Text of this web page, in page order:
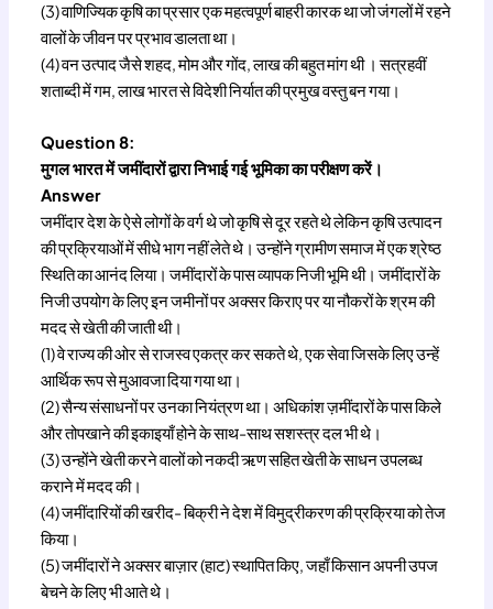
(3) वाणिज्यिक कृषि का प्रसार एक महत्वपूर्ण बाहरी कारक था जो जंगलों में रहने
वालों के जीवन पर प्रभाव डालता था।
(4) वन उत्पाद जैसे शहद, मोम और गोंद, लाख की बहुत मांग थी । सत्रहवीं
शताब्दी में गम, लाख भारत से विदेशी निर्यात की प्रमुख वस्तु बन गया।
Question 8:
मुगल भारत में जमींदारों द्वारा निभाई गई भूमिका का परीक्षण करें।
Answer
जमींदार देश के ऐसे लोगों के वर्ग थे जो कृषि से दूर रहते थे लेकिन कृषि उत्पादन
की प्रक्रियाओं में सीधे भाग नहीं लेते थे। उन्होंने ग्रामीण समाज में एक श्रेष्ठ
स्थिति का आनंद लिया। जमींदारों के पास व्यापक निजी भूमि थी। जमींदारों के
निजी उपयोग के लिए इन जमीनों पर अक्सर किराए पर या नौकरों के श्रम की
मदद से खेती की जाती थी।
(1) वे राज्य की ओर से राजस्व एकत्र कर सकते थे, एक सेवा जिसके लिए उन्हें
आर्थिक रूप से मुआवजा दिया गया था।
(2) सैन्य संसाधनों पर उनका नियंत्रण था। अधिकांश ज़मींदारों के पास किले
और तोपखाने की इकाइयाँ होने के साथ-साथ सशस्त्र दल भी थे।
(3) उन्होंने खेती करने वालों को नकदी ऋण सहित खेती के साधन उपलब्ध
कराने में मदद की।
(4) जमींदारियों की खरीद- बिक्री ने देश में विमुद्रीकरण की प्रक्रिया को तेज
किया।
(5) जमींदारों ने अक्सर बाज़ार (हाट) स्थापित किए, जहाँ किसान अपनी उपज
बेचने के लिए भी आते थे।